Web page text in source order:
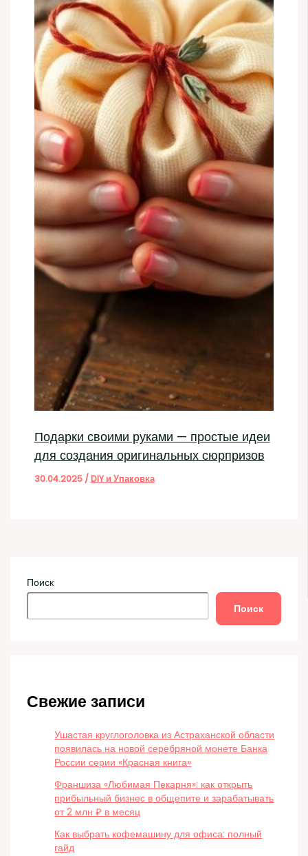
Подарки своими руками — простые идеи
для создания оригинальных сюрпризов
30.04.2025 /DIY и Упаковка
Поиск
Поиск
Свежие записи
Ушастая круглоголовка из Астраханской области
появилась на новой серебряной монете Банка
России серии «Красная книга»
Франшиза «Любимая Пекарня»: как открыть
прибыльный бизнес в общепите и зарабатывать
от 2 млн ₽ в месяц
Как выбрать кофемашину для офиса: полный
гайд